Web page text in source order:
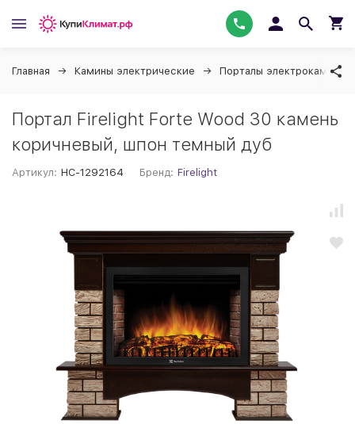
Главная Камины электрические Порталы электрокаминов
Портал Firelight Forte Wood 30 камень
коричневый, шпон темный дуб
Артикул: НС-1292164 Бренд: Firelight